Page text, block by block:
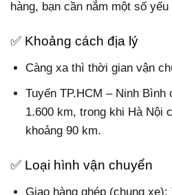
hàng, bạn cần nắm một số yếu
✅ Khoảng cách địa lý
Càng xa thì thời gian vận
Tuyến TP.HCM – Ninh Bình
1.600 km, trong khi Hà Nội
khoảng 90 km.
✅ Loại hình vận chuyển
Giao hàng ghép (chung xe):